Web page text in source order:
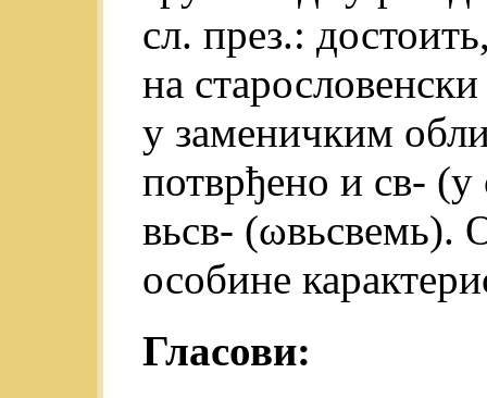
сл. през.:
на
у заменичким
потврђено и св-
вьсв- (ωвьсвемь).
особине
Гласови: